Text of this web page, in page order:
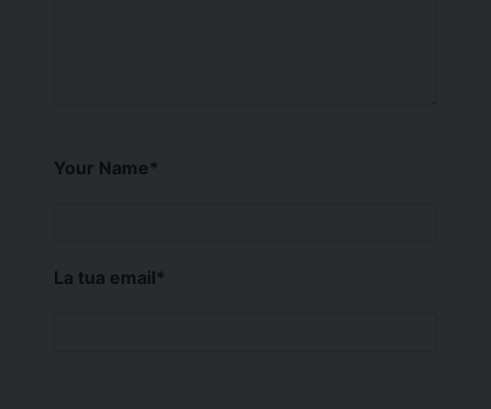
Your Name*
La tua email*